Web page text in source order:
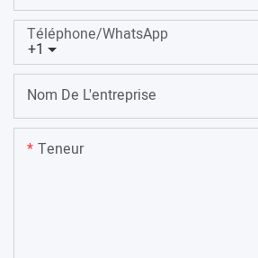
+1
Téléphone/WhatsApp
Nom De L'entreprise
Teneur